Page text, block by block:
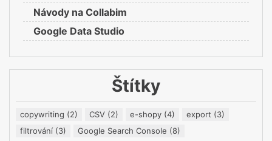
Návody na Collabim
Google Data Studio
Štítky
copywriting (2) CSV (2) e-shopy (4) export (3)
filtrování (3) Google Search Console (8)